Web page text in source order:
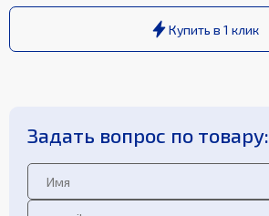
Купить в 1 клик
Задать вопрос по товару: